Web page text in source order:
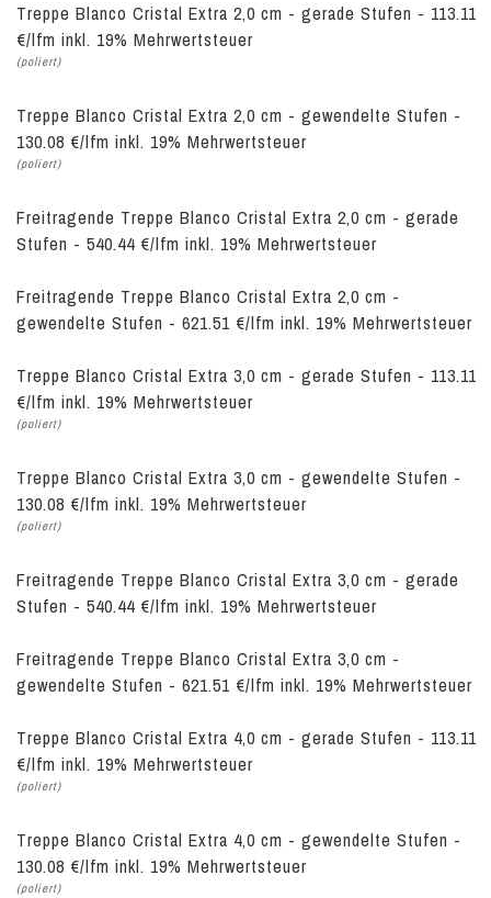
Treppe Blanco Cristal Extra 2,0 cm - gerade Stufen - 113.11
€/lfm inkl. 19% Mehrwertsteuer
(poliert)
Treppe Blanco Cristal Extra 2,0 cm - gewendelte Stufen -
130.08 €/lfm inkl. 19% Mehrwertsteuer
(poliert)
Freitragende Treppe Blanco Cristal Extra 2,0 cm - gerade
Stufen - 540.44 €/lfm inkl. 19% Mehrwertsteuer
Freitragende Treppe Blanco Cristal Extra 2,0 cm -
gewendelte Stufen - 621.51 €/lfm inkl. 19% Mehrwertsteuer
Treppe Blanco Cristal Extra 3,0 cm - gerade Stufen - 113.11
€/lfm inkl. 19% Mehrwertsteuer
(poliert)
Treppe Blanco Cristal Extra 3,0 cm - gewendelte Stufen -
130.08 €/lfm inkl. 19% Mehrwertsteuer
(poliert)
Freitragende Treppe Blanco Cristal Extra 3,0 cm - gerade
Stufen - 540.44 €/lfm inkl. 19% Mehrwertsteuer
Freitragende Treppe Blanco Cristal Extra 3,0 cm -
gewendelte Stufen - 621.51 €/lfm inkl. 19% Mehrwertsteuer
Treppe Blanco Cristal Extra 4,0 cm - gerade Stufen - 113.11
€/lfm inkl. 19% Mehrwertsteuer
(poliert)
Treppe Blanco Cristal Extra 4,0 cm - gewendelte Stufen -
130.08 €/lfm inkl. 19% Mehrwertsteuer
(poliert)